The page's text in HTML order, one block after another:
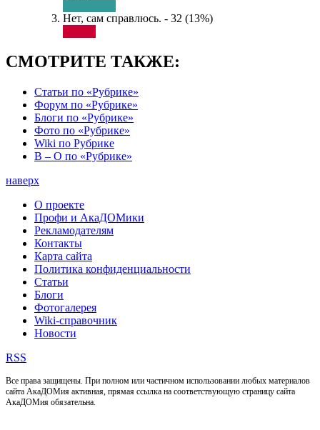
Нет, сам справлюсь. - 32 (13%)
СМОТРИТЕ ТАКЖЕ:
Статьи по «Рубрике»
Форум по «Рубрике»
Блоги по «Рубрике»
Фото по «Рубрике»
Wiki по Рубрике
В – О по «Рубрике»
наверх
О проекте
Профи и АкаДОМики
Рекламодателям
Контакты
Карта сайта
Политика конфиденциальности
Статьи
Блоги
Фотогалерея
Wiki-справочник
Новости
RSS
Все права защищены. При полном или частичном использовании любых материалов
сайта АкаДОМия активная, прямая ссылка на соответствующую страницу сайта
АкаДОМия обязательна.